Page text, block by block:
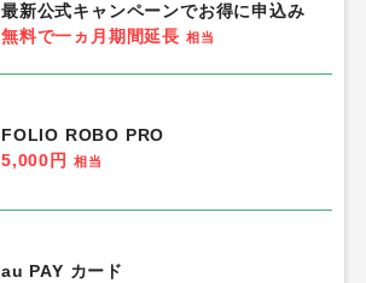
最新公式キャンペーンでお得に申込み
無料で一ヵ月期間延長 相当
FOLIO ROBO PRO
5,000円
相当
au PAY カード